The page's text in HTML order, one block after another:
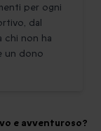
per ogni
dal
chi non ha
un dono
e avventuroso?